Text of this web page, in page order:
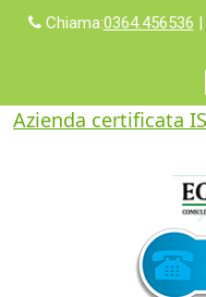
Chiama:0364.456536 |
Azienda certificata